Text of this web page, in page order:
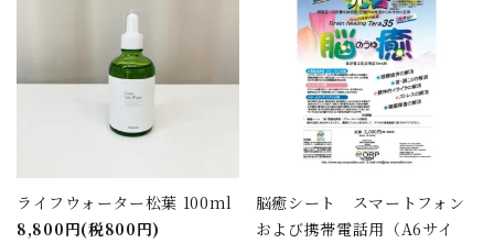
ライフウォーター松葉 100ml
8,800円(税800円)
脳癒シート スマートフォン
および携帯電話用（A6サイ